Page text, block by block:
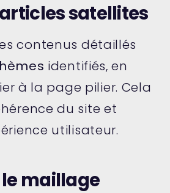
satellites
contenus détaillés
identifiés, en
à la page pilier. Cela
du site et
utilisateur.
maillage